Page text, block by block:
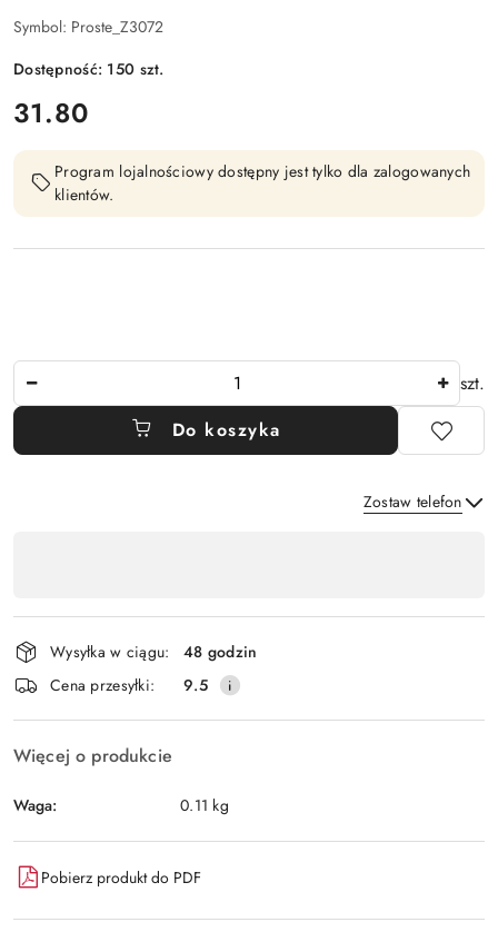
Symbol: Proste_Z3072
Dostępność: 150 szt.
cena:
31.80
Program lojalnościowy dostępny jest tylko dla zalogowanych
klientów.
szt.
Do koszyka
Zostaw telefon
płatność
i
dostawa
Wysyłka w ciągu:
48 godzin
Cena przesyłki:
9.5
Więcej o produkcie
Waga: 0.11 kg
Pobierz produkt do PDF